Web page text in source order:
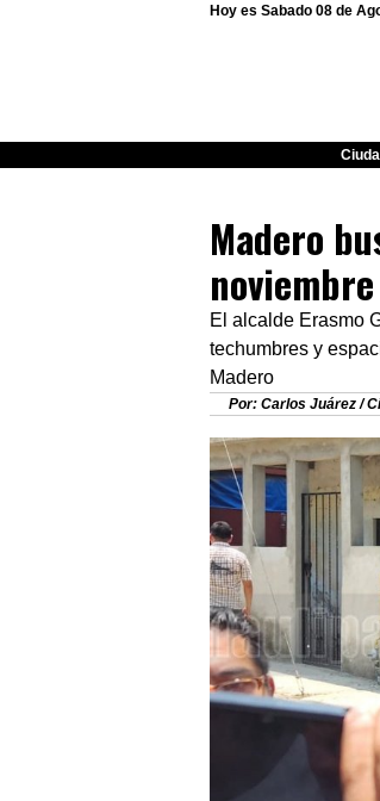
Hoy es Sabado 08 de
Madero
noviembre
El alcalde Erasmo
techumbres y
Madero
Por: Carlos Juárez /